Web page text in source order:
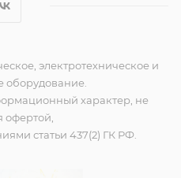
электротехническое и
оборудование.
характер, не
офертой,
статьи 437(2) ГК РФ.